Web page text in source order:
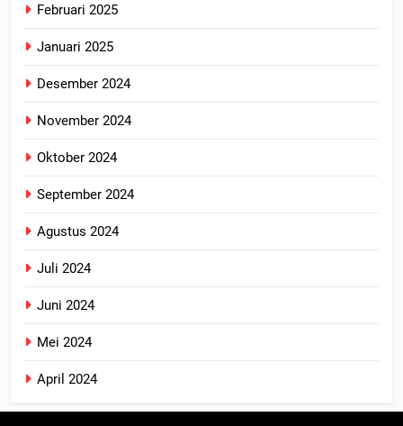
Februari 2025
Januari 2025
Desember 2024
November 2024
Oktober 2024
September 2024
Agustus 2024
Juli 2024
Juni 2024
Mei 2024
April 2024